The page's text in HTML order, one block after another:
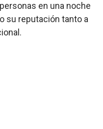
en una noche
su reputación tanto a